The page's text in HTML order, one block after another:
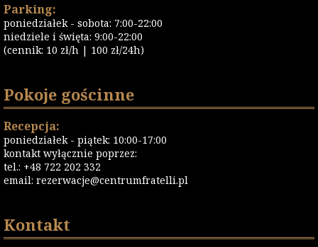
Parking:
poniedziałek - sobota: 7:00-22:00
niedziele i święta: 9:00-22:00
(cennik: 10 zł/h | 100 zł/24h)
Pokoje gościnne
Recepcja:
poniedziałek - piątek: 10:00-17:00
kontakt wyłącznie poprzez:
tel.: +48 722 202 332
email: rezerwacje@centrumfratelli.pl
Kontakt